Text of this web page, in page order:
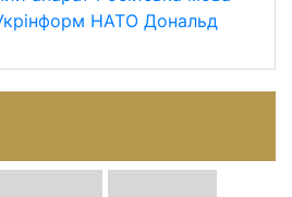
НАТО Дональд